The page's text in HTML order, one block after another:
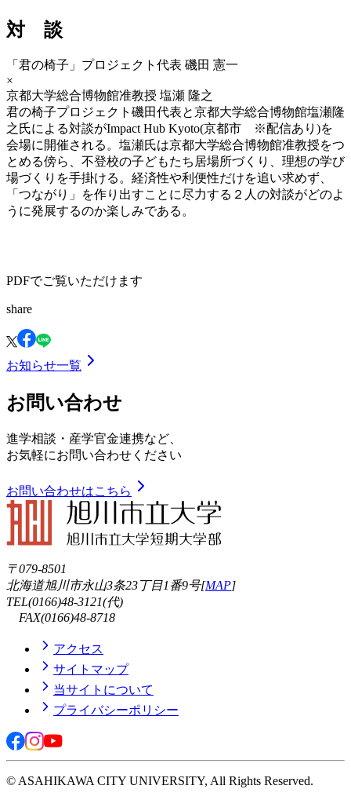
対 談
「君の椅子」プロジェクト代表 磯田 憲一
×
京都大学総合博物館准教授 塩瀬 隆之
君の椅子プロジェクト磯田代表と京都大学総合博物館塩瀬隆
之氏による対談がImpact Hub Kyoto(京都市 ※配信あり)を
会場に開催される。塩瀬氏は京都大学総合博物館准教授をつ
とめる傍ら、不登校の子どもたち居場所づくり、理想の学び
場づくりを手掛ける。経済性や利便性だけを追い求めず、
「つながり」を作り出すことに尽力する２人の対談がどのよ
うに発展するのか楽しみである。
PDFでご覧いただけます
share
お知らせ一覧
お問い合わせ
進学相談・産学官金連携など、
お気軽にお問い合わせください
お問い合わせはこちら
〒079-8501
北海道旭川市永山3条23丁目1番9号[MAP]
TEL(0166)48-3121(代)
FAX(0166)48-8718
アクセス
サイトマップ
当サイトについて
プライバシーポリシー
© ASAHIKAWA CITY UNIVERSITY, All Rights Reserved.